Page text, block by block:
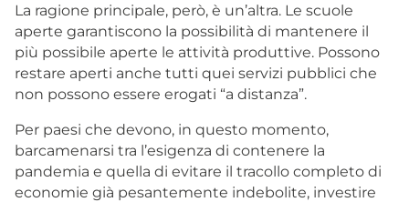
La ragione principale, però, è un’altra. Le scuole
aperte garantiscono la possibilità di mantenere il
più possibile aperte le attività produttive. Possono
restare aperti anche tutti quei servizi pubblici che
non possono essere erogati “a distanza”.
Per paesi che devono, in questo momento,
barcamenarsi tra l’esigenza di contenere la
pandemia e quella di evitare il tracollo completo di
economie già pesantemente indebolite, investire